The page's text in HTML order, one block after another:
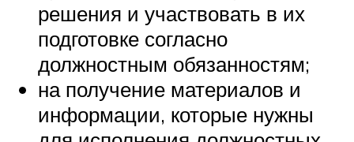
решения и участвовать в их
подготовке согласно
должностным обязанностям;
на получение материалов и
информации, которые нужны